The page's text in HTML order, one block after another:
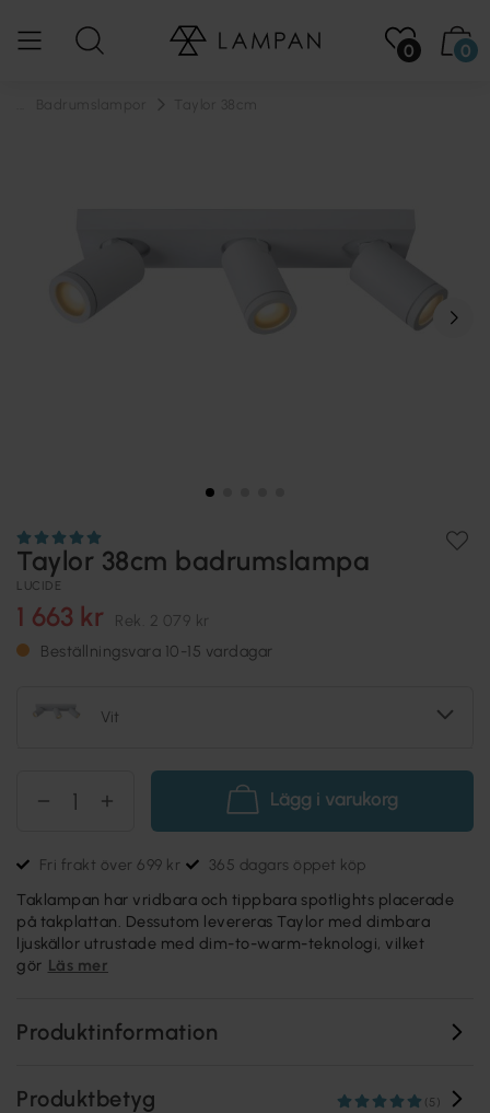
0 0
Taylor 38cm badrumslampa
LUCIDE
1 663 kr Rek. 2 079 kr
Beställningsvara 10-15 vardagar
Vit
Lägg i varukorg
Fri frakt över 699 kr 365 dagars öppet köp
Taklampan har vridbara och tippbara spotlights placerade
på takplattan. Dessutom levereras Taylor med dimbara
ljuskällor utrustade med dim-to-warm-teknologi, vilket
gör Läs mer
Produktinformation
Produktbetyg (5)